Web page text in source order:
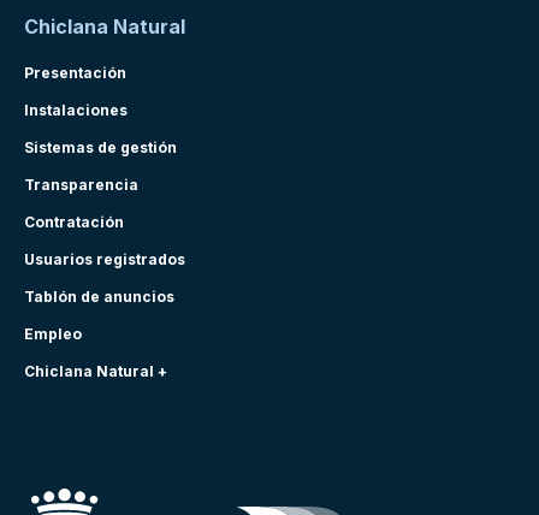
Chiclana Natural
Presentación
Instalaciones
Sistemas de gestión
Transparencia
Contratación
Usuarios registrados
Tablón de anuncios
Empleo
Chiclana Natural +